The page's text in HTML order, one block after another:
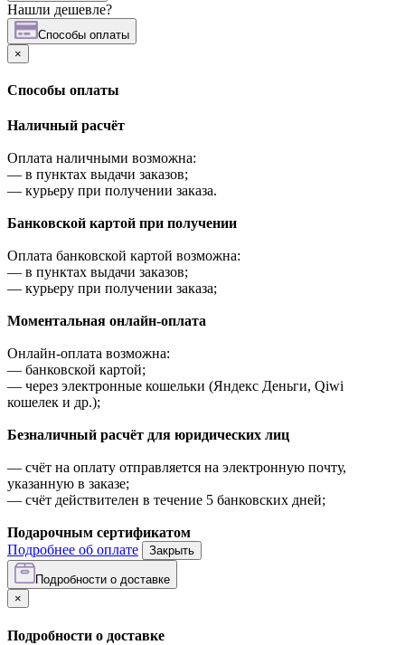
Нашли дешевле?
Cпособы оплаты
×
Cпособы оплаты
Наличный расчёт
Оплата наличными возможна:
— в пунктах выдачи заказов;
— курьеру при получении заказа.
Банковской картой при получении
Оплата банковской картой возможна:
— в пунктах выдачи заказов;
— курьеру при получении заказа;
Моментальная онлайн-оплата
Онлайн-оплата возможна:
— банковской картой;
— через электронные кошельки (Яндекс Деньги, Qiwi
кошелек и др.);
Безналичный расчёт для юридических лиц
— счёт на оплату отправляется на электронную почту,
указанную в заказе;
— счёт действителен в течение 5 банковских дней;
Подарочным сертификатом
Подробнее об оплате
Закрыть
Подробности о доставке
×
Подробности о доставке